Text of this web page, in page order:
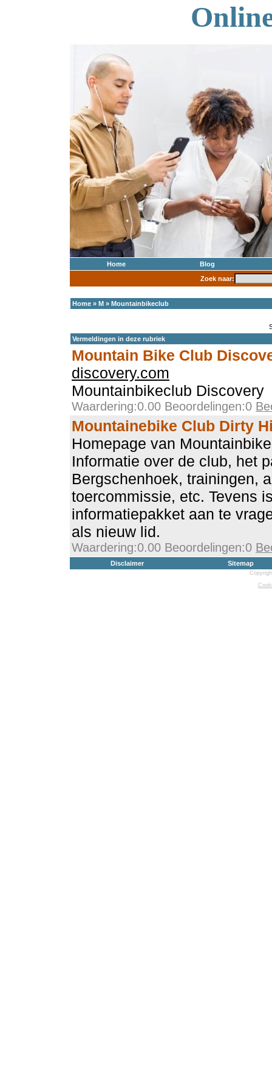
Home
Blog
Zoek naar:
Home » M » Mountainbikeclub
Vermeldingen in deze rubriek
Mountain Bike Club
discovery.com
Mountainbikeclub Discovery
Waardering:0.00 Beoordelingen:0
Mountainebike Club Dirty
Homepage van
Informatie over de club, het
Bergschenhoek, trainingen,
toercommissie, etc. Tevens
informatiepakket aan te
als nieuw lid.
Waardering:0.00 Beoordelingen:0
Disclaimer Sitemap